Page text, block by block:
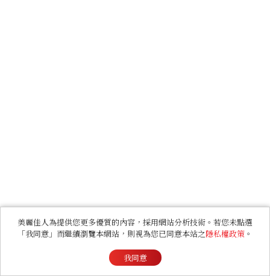
美麗佳人為提供您更多優質的內容，採用網站分析技術。若您未點選
「我同意」而繼續瀏覽本網站，則視為您已同意本站之隱私權政策 。
我同意